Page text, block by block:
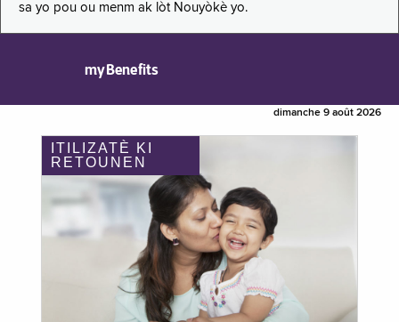
sa yo pou ou menm ak lòt Nouyòkè yo.
myBenefits
dimanche 9 août 2026
ITILIZATÈ KI
RETOUNEN